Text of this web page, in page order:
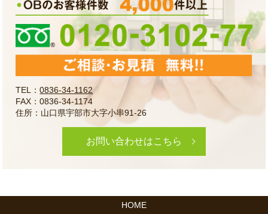
TEL：0836-34-1162
FAX：0836-34-1174
住所：山口県宇部市大字小串91-26
お問い合わせはこちら
HOME